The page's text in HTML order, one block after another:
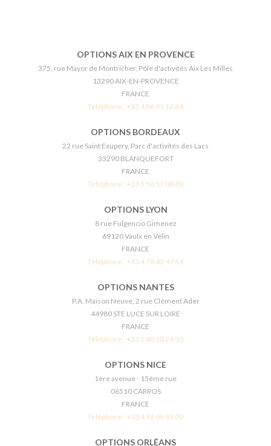
OPTIONS AIX EN PROVENCE
375, rue Mayor de Montricher, Pôle d'activités Aix Les Milles
13290 AIX-EN-PROVENCE
FRANCE
Téléphone : +33 4 86 91 16 64
OPTIONS BORDEAUX
22 rue Saint Exupery, Parc d'activités des Lacs
33290 BLANQUEFORT
FRANCE
Téléphone : +33 5 56 57 08 89
OPTIONS LYON
8 rue Fulgencio Gimenez
69120 Vaulx en Velin
FRANCE
Téléphone : +33 4 78 42 49 64
OPTIONS NANTES
P.A. Maison Neuve, 2 rue Clément Ader
44980 STE LUCE SUR LOIRE
FRANCE
Téléphone : +33 2 40 30 24 30
OPTIONS NICE
1ère avenue - 15ème rue
06510 CARROS
FRANCE
Téléphone : +33 4 92 08 83 00
OPTIONS ORLÉANS